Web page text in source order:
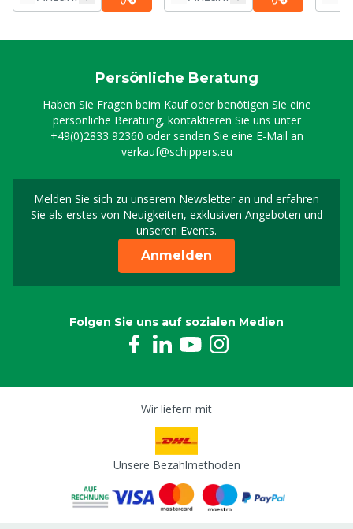
Persönliche Beratung
Haben Sie Fragen beim Kauf oder benötigen Sie eine
persönliche Beratung, kontaktieren Sie uns unter
+49(0)2833 92360 oder senden Sie eine E-Mail an
verkauf@schippers.eu
Melden Sie sich zu unserem Newsletter an und erfahren
Sie als erstes von Neuigkeiten, exklusiven Angeboten und
unseren Events.
Melden Sie sich für
Anmelden
Folgen Sie uns auf sozialen Medien
Wir liefern mit
Unsere Bezahlmethoden